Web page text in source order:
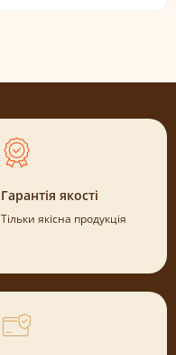
Гарантія якості
Тільки якісна продукція